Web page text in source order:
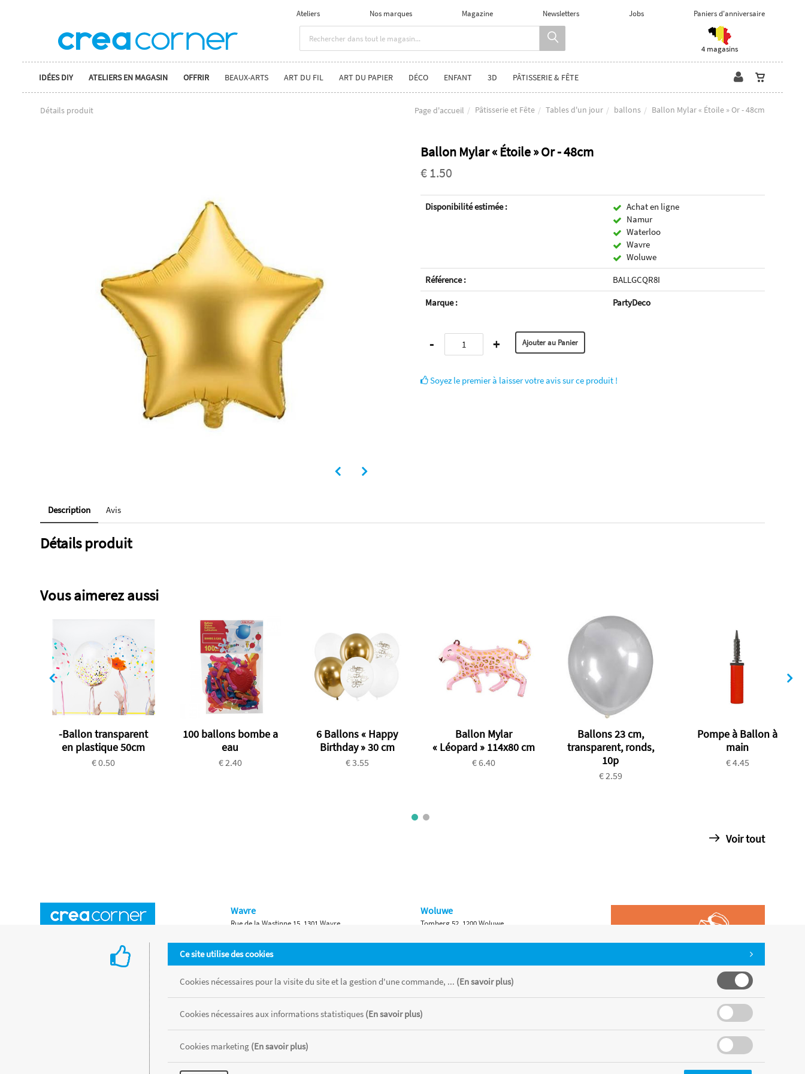
Ateliers Nos marques Magazine Newsletters Jobs Paniers d'anniversaire
4 magasins
IDÉES DIY ATELIERS EN MAGASIN OFFRIR BEAUX-ARTS ART DU FIL ART DU PAPIER DÉCO ENFANT 3D PÂTISSERIE & FÊTE
Détails produit Page d'accueil Pâtisserie et Fête Tables d'un jour ballons Ballon Mylar « Étoile » Or - 48cm
Ballon Mylar « Étoile » Or - 48cm
€ 1.50
Disponibilité estimée :
Achat en ligne
Namur
Waterloo
Wavre
Woluwe
Référence :
BALLGCQR8I
Marque :
PartyDeco
- +
Soyez le premier à laisser votre avis sur ce produit !
Description Avis
Détails produit
Vous aimerez aussi
-Ballon transparent
en plastique 50cm
€ 0.50
100 ballons bombe a
eau
€ 2.40
6 Ballons « Happy
Birthday » 30 cm
€ 3.55
Ballon Mylar
« Léopard » 114x80 cm
€ 6.40
Ballons 23 cm,
transparent, ronds,
10p
€ 2.59
Pompe à Ballon à
main
€ 4.45
Voir tout
Ce site utilise des cookies
Cookies nécessaires pour la visite du site et la gestion d'une commande, ... (En savoir plus)
Cookies nécessaires aux informations statistiques (En savoir plus)
Cookies marketing (En savoir plus)
Wavre
Rue de la Wastinne 15, 1301 Wavre
Waterloo
Chaussée de Bruxelles 315, 1410 Waterloo
Woluwe
Tomberg 52, 1200 Woluwe
Namur
Tous les produits sont vendus dans la limite des stocks disponibles de chaque magasin, toutes taxes comprises.